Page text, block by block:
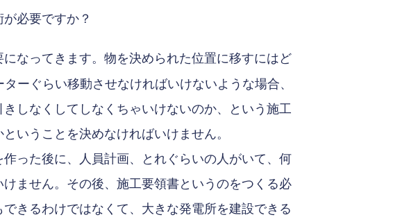
必要ですか？
なってきます。物を決められた位置に移すにはど
ーぐらい移動させなければいけないような場合、
しなくしてしなくちゃいけないのか、という施工
いうことを決めなければいけません。
った後に、人員計画、とれぐらいの人がいて、何
ません。その後、施工要領書というのをつくる必
きるわけではなくて、大きな発電所を建設できる